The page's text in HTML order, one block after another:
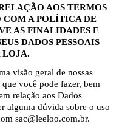
AOS TERMOS
COM A POLÍTICA DE
AS FINALIDADES E
DADOS PESSOAIS
LOJA.
visão geral de nossas
você pode fazer, bem
relação aos Dados
alguma dúvida sobre o uso
sac@leeloo.com.br.